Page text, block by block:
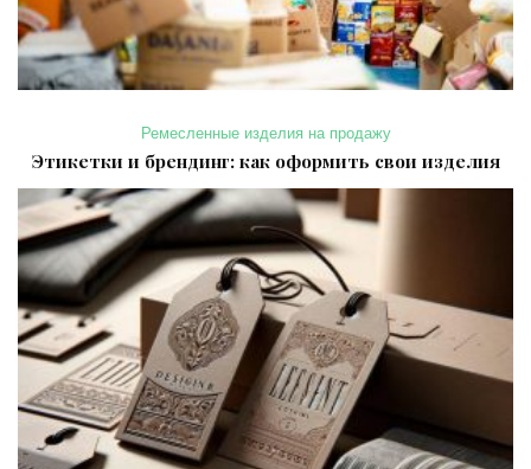
Ремесленные изделия на продажу
Этикетки и брендинг: как оформить свои изделия